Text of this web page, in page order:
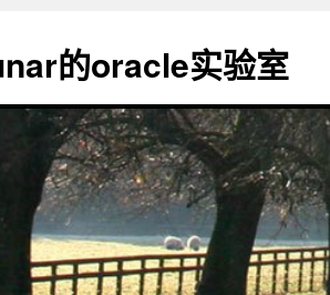
的oracle实验室